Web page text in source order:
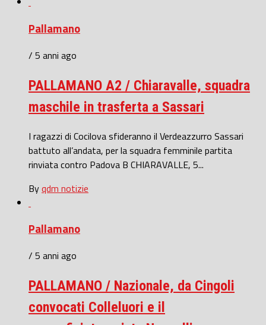
Pallamano
/ 5 anni ago
PALLAMANO A2 / Chiaravalle, squadra
maschile in trasferta a Sassari
I ragazzi di Cocilova sfideranno il Verdeazzurro Sassari
battuto all’andata, per la squadra femminile partita
rinviata contro Padova B CHIARAVALLE, 5...
Byqdm notizie
Pallamano
/ 5 anni ago
PALLAMANO / Nazionale, da Cingoli
convocati Colleluori e il